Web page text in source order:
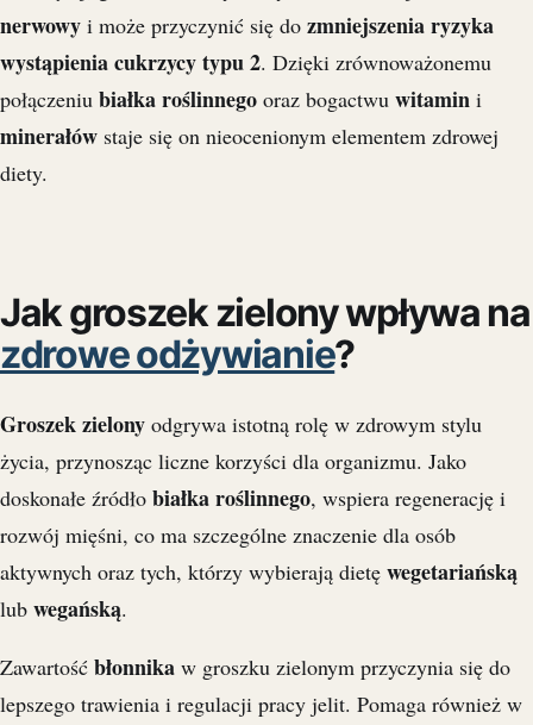
nerwowy i może przyczynić się do zmniejszenia ryzyka
wystąpienia cukrzycy typu 2. Dzięki zrównoważonemu
połączeniu białka roślinnego oraz bogactwu witamin i
minerałów staje się on nieocenionym elementem zdrowej
diety.
Jak groszek zielony wpływa na
zdrowe odżywianie?
Groszek zielony odgrywa istotną rolę w zdrowym stylu
życia, przynosząc liczne korzyści dla organizmu. Jako
doskonałe źródło białka roślinnego, wspiera regenerację i
rozwój mięśni, co ma szczególne znaczenie dla osób
aktywnych oraz tych, którzy wybierają dietę wegetariańską
lub wegańską.
Zawartość błonnika w groszku zielonym przyczynia się do
lepszego trawienia i regulacji pracy jelit. Pomaga również w